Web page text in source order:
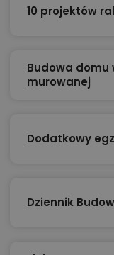
10 projektów
Budowa domu
murowanej
Dodatkowy
Dziennik